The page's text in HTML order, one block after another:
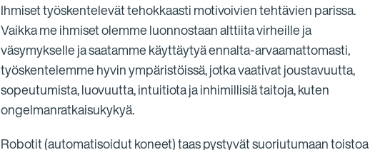
Ihmiset työskentelevät tehokkaasti motivoivien tehtävien parissa.
Vaikka me ihmiset olemme luonnostaan alttiita virheille ja
väsymykselle ja saatamme käyttäytyä ennalta-arvaamattomasti,
työskentelemme hyvin ympäristöissä, jotka vaativat joustavuutta,
sopeutumista, luovuutta, intuitiota ja inhimillisiä taitoja, kuten
ongelmanratkaisukykyä.
Robotit (automatisoidut koneet) taas pystyvät suoriutumaan toistoa